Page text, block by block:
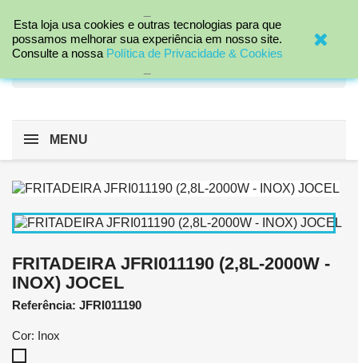

MENU
FRITADEIRA JFRI011190 (2,8L-2000W -
INOX) JOCEL
Referência: JFRI011190
Cor: Inox
Esta loja usa cookies e outras tecnologias para que
possamos melhorar sua experiência em nosso site.
Consulte a nossa Política de Privacidade & Cookies